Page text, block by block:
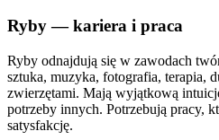
Ryby— kariera i praca
Ryby odnajdują się w zawodach
sztuka, muzyka, fotografia, terapia,
zwierzętami. Mają wyjątkową
potrzeby innych. Potrzebują pracy,
satysfakcję.